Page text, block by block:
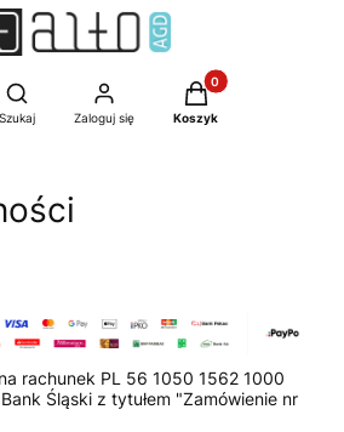
Otwórz wyszukiwarkę
Szukaj Zaloguj się
Produkty w
Koszyk
rachunek PL 56 1050 1562 1000
Śląski z tytułem "Zamówienie nr